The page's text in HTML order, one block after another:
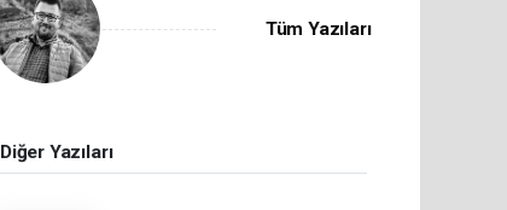
Tüm Yazıları
Diğer Yazıları